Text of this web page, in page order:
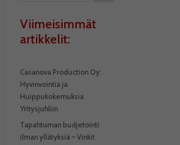
Viimeisimmät
artikkelit:
Casanova Production Oy:
Hyvinvointia ja
Huippukokemuksia
Yritysjuhliin
Tapahtuman budjetointi
ilman yllätyksiä – Vinkit